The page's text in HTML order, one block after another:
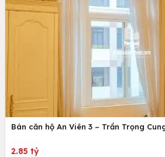
Bán căn hộ An Viên 3 – Trần Trọng
2.85 tỷ